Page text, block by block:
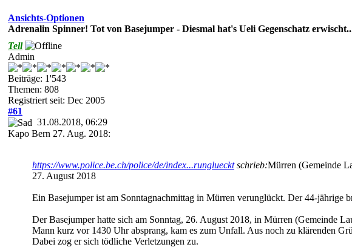
Ansichts-Optionen
Adrenalin Spinner! Tot von Basejumper - Diesmal hat's Ueli Gegenschatz
Tell
Admin
Beiträge: 1'543
Themen: 808
Registriert seit: Dec 2005
#61
31.08.2018, 06:29
Kapo Bern 27. Aug. 2018:
https://www.police.be.ch/police/de/index...rungluecktschrieb:Mürren (Gemeinde
27. August 2018
Ein Basejumper ist am Sonntagnachmittag in Mürren verunglückt. Der 44-jährige
Der Basejumper hatte sich am Sonntag, 26. August 2018, in Mürren (Gemeinde
Mann kurz vor 1430 Uhr absprang, kam es zum Unfall. Aus noch zu klärenden
Dabei zog er sich tödliche Verletzungen zu.